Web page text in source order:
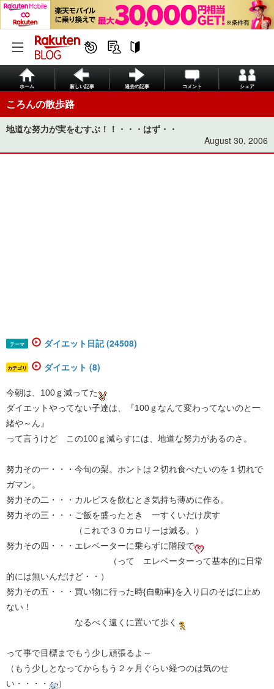
ホーム 新しい記事 過去の記事 コメント シェア
ころんの散歩路
地道な努力が実をむすぶ！！・・・はず・・
August 30, 2006
テーマ ダイエット日記 (24508)
カテゴリ ダイエット (8)
今朝は、100ｇ減ってた
ダイエットやってない子達は、『100ｇなんて変わってないのと一
緒や～ん』
って言うけど この100ｇ減らすには、地道な努力があるのさ。
努力その一・・・今旬の梨。ホントは２切れ食べたいのを１切れで
ガマン。
努力その二・・・カルピスを飲むとき気持ち薄めに作る。
努力その三・・・ご飯を盛ったとき 一すくいだけ戻す
（これで３０カロリーは減る。）
努力その四・・・エレベーターに乗らずに階段で
（って エレベーターって基本的に日常
的には無いんだけど・・）
努力その五・・・買い物に行った時{自動車}を入り口のそばに止め
ない！
なるべく遠くに置いて歩く
って事で目標までもう少し頑張るよ～
（もう少しとなってからもう２ヶ月ぐらい経つのは気のせ
い・・・・
）